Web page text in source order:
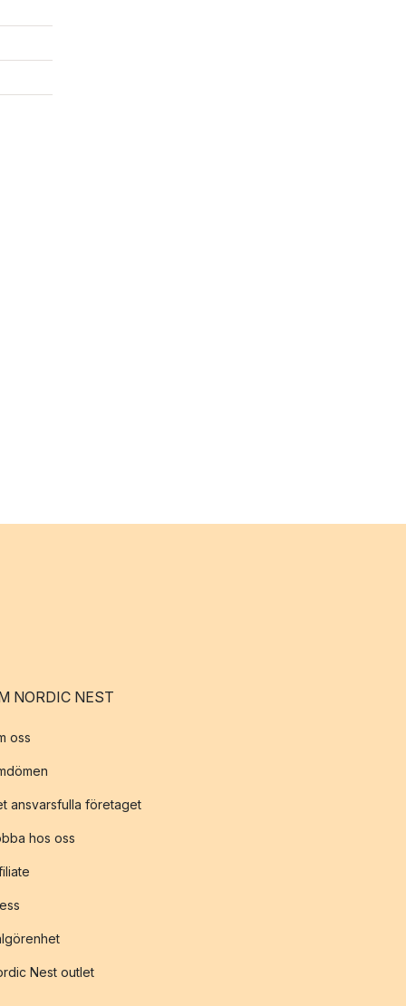
NORDIC NEST
oss
ansvarsfulla företaget
hos oss
Nest outlet